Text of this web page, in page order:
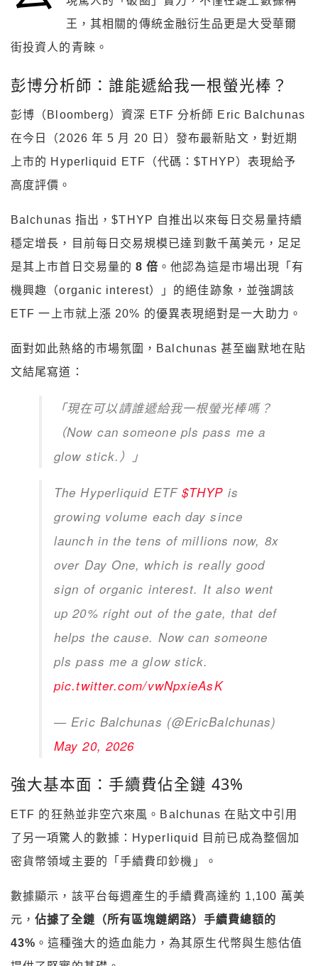
王，其相關的傳統金融衍生品更是大受華爾
街投資人的青睞。
彭博分析師：誰能遞給我一根螢光棒？
彭博（Bloomberg）資深 ETF 分析師 Eric Balchunas
在今日（2026 年 5 月 20 日）發布最新貼文，對近期
上市的 Hyperliquid ETF（代碼：$THYP）表現給予
高度評價。
Balchunas 指出，$THYP 自推出以來每日交易量持續
穩定增長，目前每日交易規模已達到數千萬美元，足足
是其上市首日交易量的8 倍 。他認為這是市場出現「有
機興趣（organic interest）」的絕佳跡象，並強調該
ETF 一上市就上漲 20% 的優異表現絕對是一大助力。
面對如此熱絡的市場氛圍，Balchunas 甚至幽默地在貼
文結尾寫道：
「現在可以請誰遞給我一根螢光棒嗎？
（Now can someone pls pass me a
glow stick.）」
The Hyperliquid ETF$THYP is
growing volume each day since
launch in the tens of millions now, 8x
over Day One, which is really good
sign of organic interest. It also went
up 20% right out of the gate, that def
helps the cause. Now can someone
pls pass me a glow stick.
pic.twitter.com/vwNpxieAsK
— Eric Balchunas (@EricBalchunas)
May 20, 2026
強大基本面：手續費佔全鏈 43%
ETF 的狂熱並非空穴來風。Balchunas 在貼文中引用
了另一項驚人的數據：Hyperliquid 目前已成為整個加
密貨幣領域主要的「手續費印鈔機」。
數據顯示，該平台每週產生的手續費高達約 1,100 萬美
元，佔據了全鏈（所有區塊鏈網路）手續費總額的
43% 。這種強大的造血能力，為其原生代幣與生態估值